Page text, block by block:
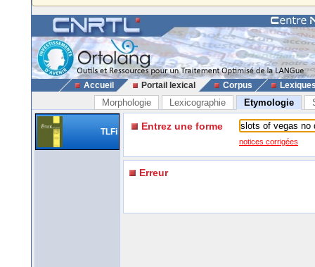
Accueil Portail lexical Corpus
Morphologie Lexicographie Etymologie
TLFi Entrez une forme
notices corrigées
Erreur